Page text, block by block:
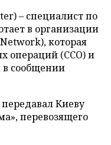
– специалист по
в организации
которая
операций (ССО) и
в сообщении
Киеву
перевозящего